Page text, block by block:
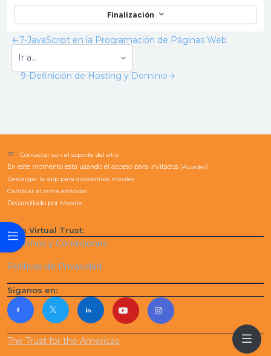
Abrir índice del curso
Finalización
←7-JavaScript en la Programación de Páginas Web
→
9-Definición de Hosting y Dominio
Contactar con el soporte del sitio
En este momento está usando el acceso para invitados (Acceder)
Descargar la app para dispositivos móviles
Cambiar al tema estándar
Desarrollado por Moodle
Aula Virtual Trust:
Términos y Condiciones
Políticas de Privacidad
Síganos en:
The Trust for the Americas